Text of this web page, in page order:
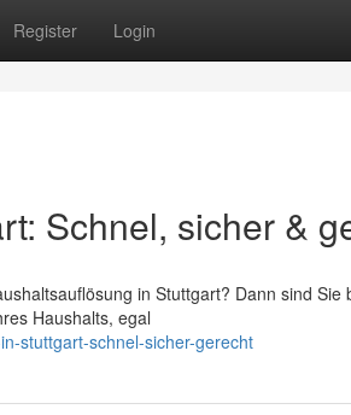
Register Login
Schnel, sicher &
in Stuttgart? Dann sind Sie
Haushalts, egal
stuttgart-schnel-sicher-gerecht